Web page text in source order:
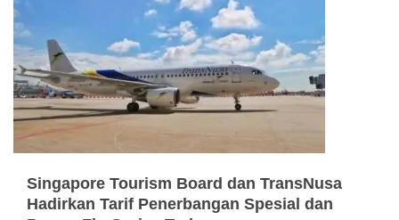
Singapore Tourism Board dan TransNusa
Hadirkan Tarif Penerbangan Spesial dan